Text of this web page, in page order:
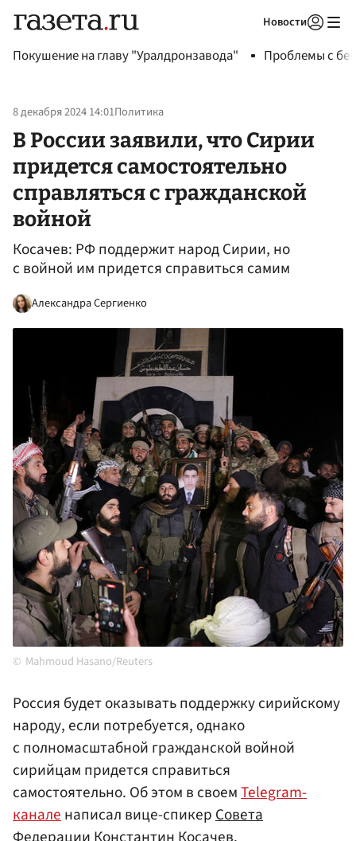
Новости
Покушение на главу "Уралдронзавода" Проблемы с
8 декабря 2024 14:01Политика
В России заявили, что Сирии
придется самостоятельно
справляться с гражданской
войной
Косачев: РФ поддержит народ Сирии, но
с войной им придется справиться самим
Александра Сергиенко
Mahmoud Hasano/Reuters
Россия будет оказывать поддержку сирийскому
народу, если потребуется, однако
с полномасштабной гражданской войной
сирийцам придется справиться
самостоятельно. Об этом в своемTelegram-
каналенаписал вице-спикерСовета